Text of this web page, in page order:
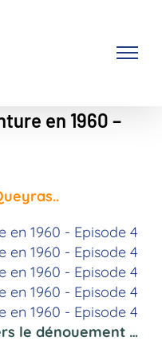
en 1960 –
le dénouement …